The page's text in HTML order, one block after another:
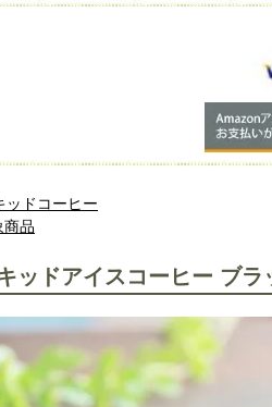
ッドコーヒー
商品
ッドアイスコーヒー ブ